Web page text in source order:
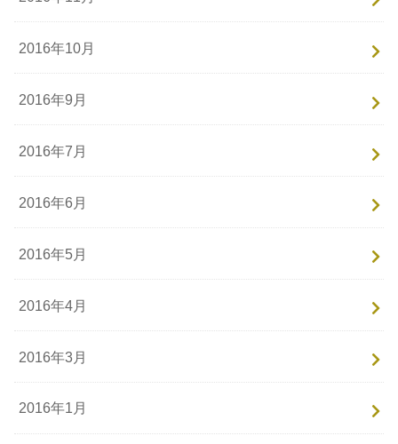
2016年10月
2016年9月
2016年7月
2016年6月
2016年5月
2016年4月
2016年3月
2016年1月